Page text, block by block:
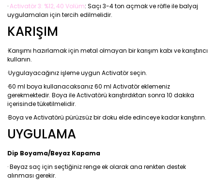
·Activatör 3: %12, 40 Volüm: Saçı 3-4 ton açmak ve röfle ile balyaj
uygulamaları için tercih edilmelidir.
KARIŞIM
·Karışımı hazırlamak için metal olmayan bir karışım kabı ve karıştırıcı
kullanın.
·Uygulayacağınız işleme uygun Activatör seçin.
·60 ml boya kullanacaksanız 60 ml Activatör eklemeniz
gerekmektedir. Boya ile Activatörü karıştırdıktan sonra 10 dakika
içerisinde tüketilmelidir.
·Boya ve Activatörü pürüzsüz bir doku elde edinceye kadar karıştırın.
UYGULAMA
Dip Boyama/Beyaz Kapama
· Beyaz saç için seçtiğiniz renge ek olarak ana renkten destek
alınması gerekir.